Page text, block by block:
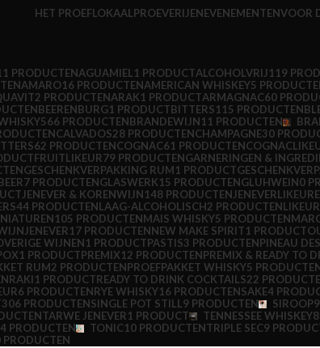
HET PROEFLOKAALPROEVERIJENEVENEMENTENVOOR
PRODUCTENAGUAMIEL1 PRODUCTALCOHOLVRIJ119
AMARO16 PRODUCTENAMERICAN WHISKEY5
2 PRODUCTENARAK1 PRODUCTARMAGNAC60
BEERENBURG1 PRODUCTBITTERS115 PRODUCTEN
566 PRODUCTENBRANDEWIJN11 PRODUCTEN
CALVADOS28 PRODUCTENCHAMPAGNE30
62 PRODUCTENCOGNAC61 PRODUCTEN
FRUITLIKEUR79 PRODUCTENGARNERINGEN &
GESCHENKVERPAKKING RUM1 PRODUCT
7 PRODUCTENGLASWERK15 PRODUCTENGLUHWEIN0
JENEVER & KORENWIJN148 PRODUCTEN
44 PRODUCTENLAAG-ALCOHOLISCH2 PRODUCTENLIKEUR
105 PRODUCTENMAIS WHISKY5 PRODUCTEN
17 PRODUCTENNEW MAKE SPIRIT1 PRODUCT
WIJNEN1 PRODUCTPASTIS3 PRODUCTENPINEAU
1 PRODUCTPREMIX12 PRODUCTENPREMIX & READY TO
RUM2 PRODUCTENPROEFPAKKET WHISKY5
RAKI1 PRODUCTREADY TO DRINK COCKTAILS22
6 PRODUCTENRYE WHISKY16 PRODUCTENSAKE4
306 PRODUCTENSINGLE POT STILL9 PRODUCTEN SIROOP
TARWE JENEVER1 PRODUCT TENNESSEE WHISKEY
4 PRODUCTEN TONIC10 PRODUCTENTRIPLE SEC9
PRODUCTEN